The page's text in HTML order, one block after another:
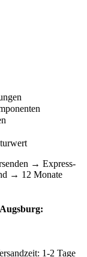
→ Express-
→ 12 Monate
Augsburg:
1-2 Tage